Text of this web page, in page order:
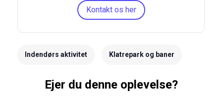
Kontakt os her
Indendørs aktivitet Klatrepark og baner
Ejer du denne oplevelse?